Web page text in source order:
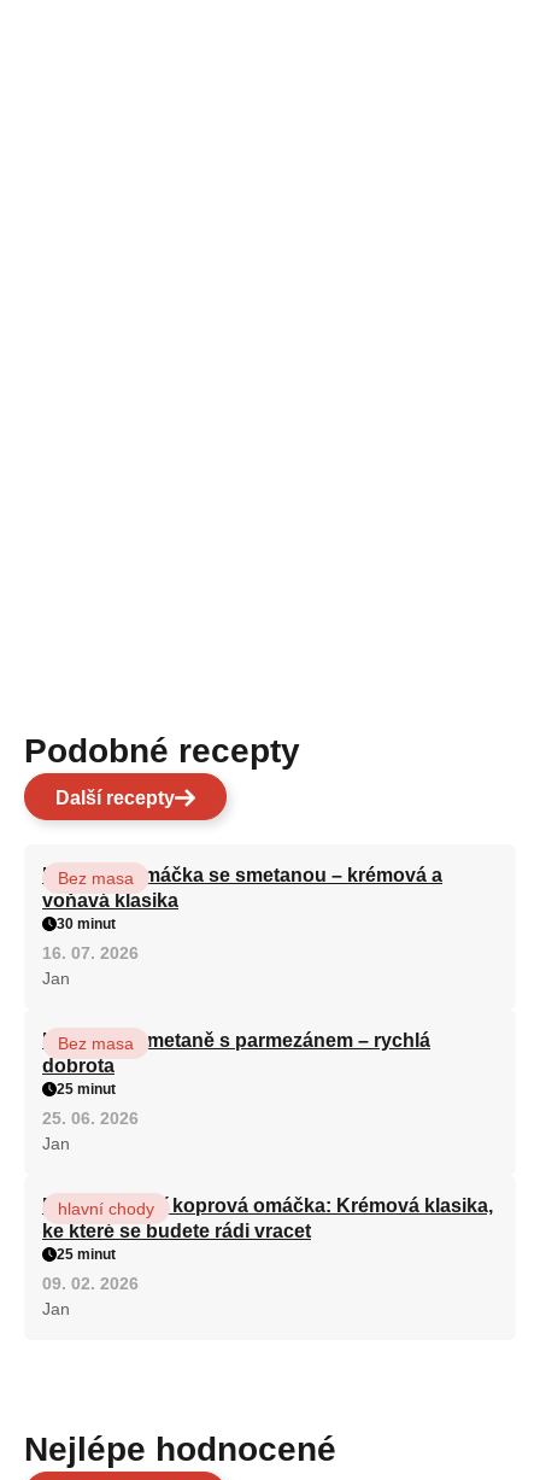
Podobné recepty
Další recepty
Houbová omáčka se smetanou – krémová a
voňavá klasika
Bez masa
30 minut
16. 07. 2026
Jan
Houby na smetaně s parmezánem – rychlá
dobrota
Bez masa
25 minut
25. 06. 2026
Jan
Nejlahodnější koprová omáčka: Krémová klasika,
ke které se budete rádi vracet
hlavní chody
25 minut
09. 02. 2026
Jan
Nejlépe hodnocené